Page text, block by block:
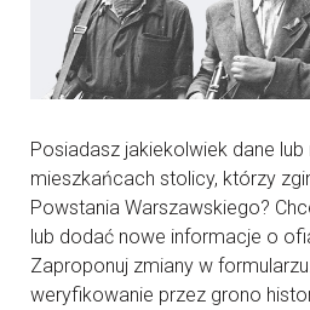
Posiadasz jakiekolwiek dane lub
mieszkańcach stolicy, którzy
Powstania Warszawskiego?
lub dodać nowe informacje o
Zaproponuj zmiany w
weryfikowanie przez grono